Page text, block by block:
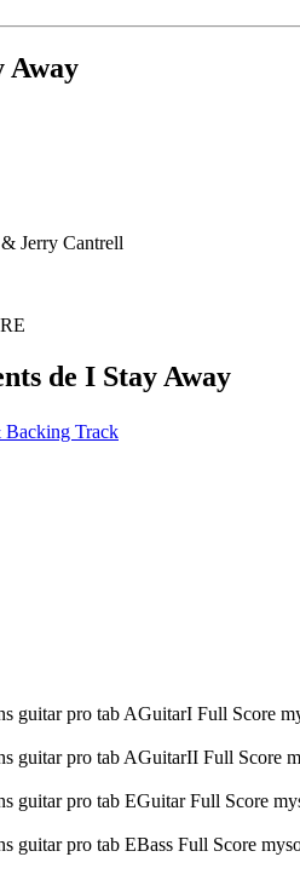
Away
Jerry Cantrell
de I Stay Away
Backing Track